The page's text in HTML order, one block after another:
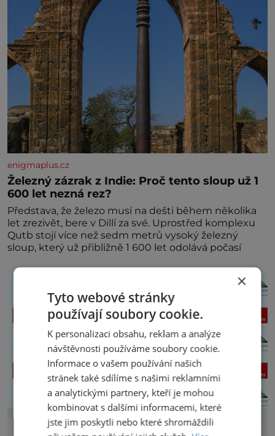
enigmaplus.cz
Železný zázrak z Indie: Proč tento sloup už 1
600 let nezná rez?
Představa, že železo musí na dešti během několika
let zrezivět, bere v Dillí za své. Uprostřed komplexu
Qutb stojí více než sedm metrů vysoký železný
sloup, který už přibližně 1 600 let odolává počasí
×
Tyto webové stránky
používají soubory cookie.
K personalizaci obsahu, reklam a analýze
návštěvnosti používáme soubory cookie.
Informace o vašem používání našich
stránek také sdílíme s našimi reklamními
a analytickými partnery, kteří je mohou
kombinovat s dalšími informacemi, které
jste jim poskytli nebo které shromáždili